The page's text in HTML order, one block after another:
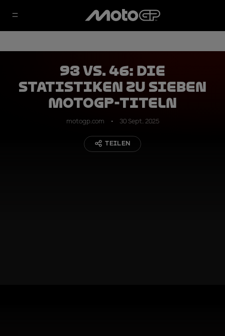
93 vs. 46: Die
Statistiken zu sieben
MotoGP-Titeln
motogp.com 30 Sept. 2025
TEILEN